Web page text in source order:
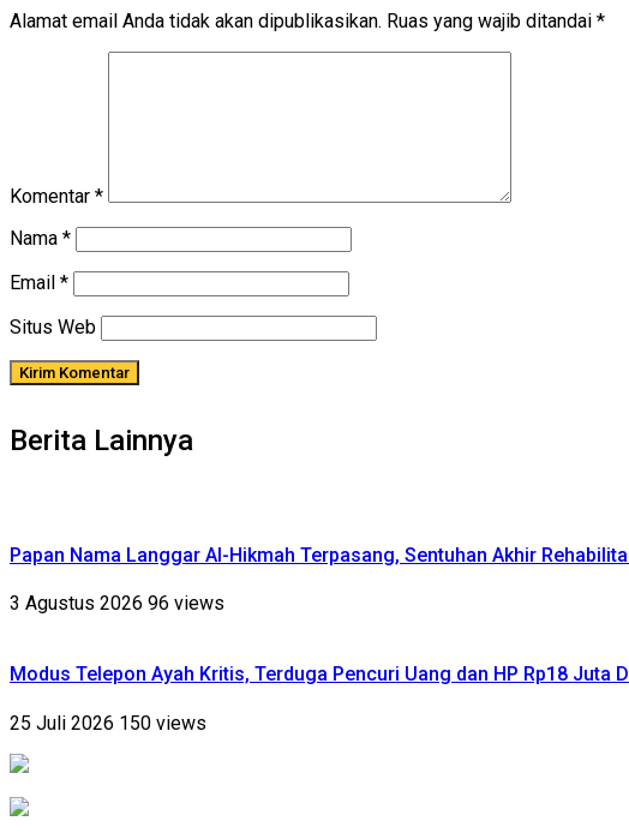
Alamat email Anda tidak akan dipublikasikan. Ruas yang wajib ditandai *
Komentar *
Nama *
Email *
Situs Web
Berita Lainnya
Papan Nama Langgar Al-Hikmah Terpasang, Sentuhan Akhir
3 Agustus 2026 96 views
Modus Telepon Ayah Kritis, Terduga Pencuri Uang dan HP Rp18 Juta
25 Juli 2026 150 views